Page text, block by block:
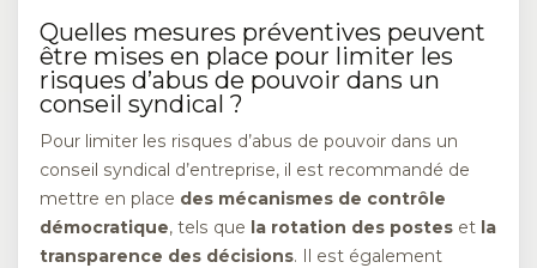
Quelles mesures préventives peuvent
être mises en place pour limiter les
risques d’abus de pouvoir dans un
conseil syndical ?
Pour limiter les risques d’abus de pouvoir dans un
conseil syndical d’entreprise, il est recommandé de
mettre en place des mécanismes de contrôle
démocratique, tels que la rotation des postes et la
transparence des décisions. Il est également